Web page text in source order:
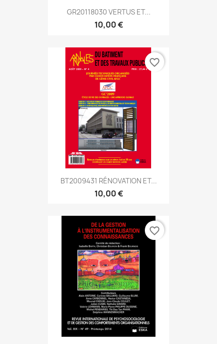
GR20118030 VERTUS ET...
10,00 €
BT2009431 RÉNOVATION ET...
10,00 €
favorite_border
favorite_border